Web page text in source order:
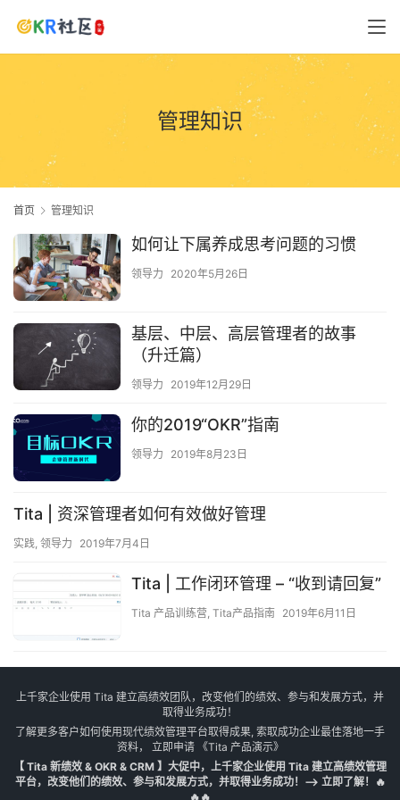
管理知识
首页 管理知识
如何让下属养成思考问题的习惯
领导力 2020年5月26日
基层、中层、高层管理者的故事
（升迁篇）
领导力 2019年12月29日
你的2019“OKR”指南
领导力 2019年8月23日
Tita | 资深管理者如何有效做好管理
实践, 领导力 2019年7月4日
Tita | 工作闭环管理 – “收到请回复”
Tita 产品训练营, Tita产品指南 2019年6月11日
上千家企业使用 Tita 建立高绩效团队，改变他们的绩效、参与和发展方式，并
取得业务成功！
了解更多客户如何使用现代绩效管理平台取得成果, 索取成功企业最佳落地一手
资料， 立即申请《Tita 产品演示》
【 Tita 新绩效 & OKR & CRM 】大促中，上千家企业使用 Tita 建立高绩效管理
平台，改变他们的绩效、参与和发展方式，并取得业务成功！--> 立即了解！🔥
🔥🔥